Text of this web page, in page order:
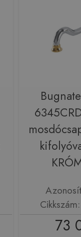
73